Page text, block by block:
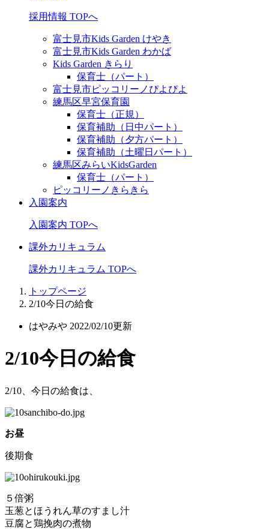
採用情報 TOPへ
富士見市Kids Garden けやき
富士見市Kids Garden わかば
Kids Garden きらり
保育士（パート）
富士見市ピッコリーノぴよぴよ
練馬区早宮保育園
保育士（正規）
保育補助（日中パート）
保育補助（夕方パート）
保育補助（土曜日パート）
練馬区みらいKidsGarden
保育士（パート）
ピッコリーノきらきら
入園案内
入園案内 TOPへ
課外カリキュラム
課外カリキュラム TOPへ
トップページ
2/10今日の給食
はやみや 2022/02/10更新
2/10今日の給食
2/10、今日の給食は、
お昼
後期食
５倍粥
玉葱とほうれん草のすまし汁
豆腐と鶏挽肉の煮物